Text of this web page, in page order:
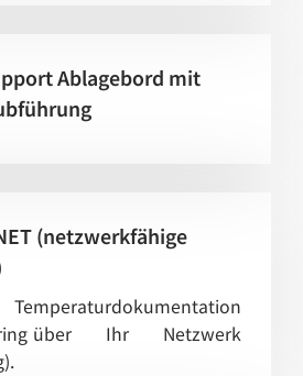
Ablagebord mit
(netzwerkfähige
über Ihr Netzwerk